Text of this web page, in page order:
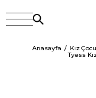
Anasayfa Kız
Tyess